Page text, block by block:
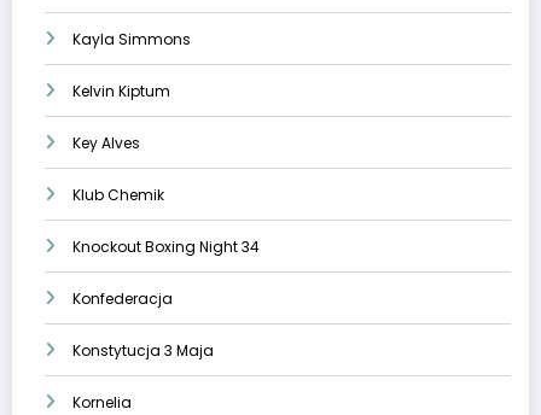
Kayla Simmons
Kelvin Kiptum
Key Alves
Klub Chemik
Knockout Boxing Night 34
Konfederacja
Konstytucja 3 Maja
Kornelia